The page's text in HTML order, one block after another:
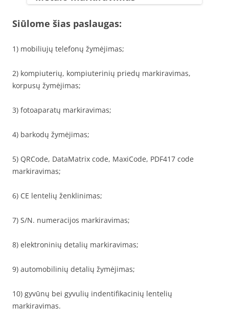
Siūlome šias paslaugas:
1) mobiliujų telefonų žymėjimas;
2) kompiuterių, kompiuterinių priedų markiravimas,
korpusų žymėjimas;
3) fotoaparatų markiravimas;
4) barkodų žymėjimas;
5) QRCode, DataMatrix code, MaxiCode, PDF417 code
markiravimas;
6) CE lentelių ženklinimas;
7) S/N. numeracijos markiravimas;
8) elektroninių detalių markiravimas;
9) automobilinių detalių žymėjimas;
10) gyvūnų bei gyvulių indentifikacinių lentelių
markiravimas.